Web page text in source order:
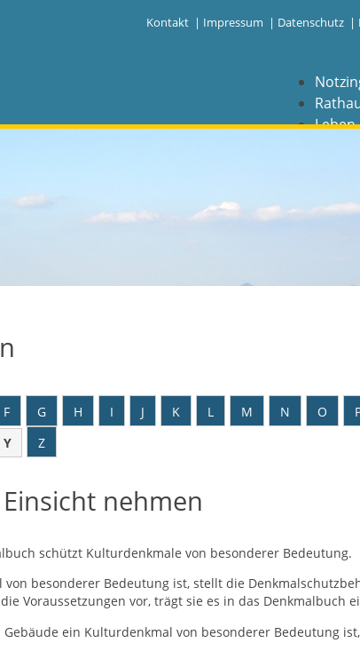
Kontakt | Impressum | Datenschutz |
Leben
Was
F G H I J K L M N O
Y Z
nehmen
schützt Kulturdenkmale von besonderer Bedeutung.
besonderer Bedeutung ist, stellt die
Voraussetzungen vor, trägt sie es in das Denkmalbuch
ein Kulturdenkmal von besonderer Bedeutung